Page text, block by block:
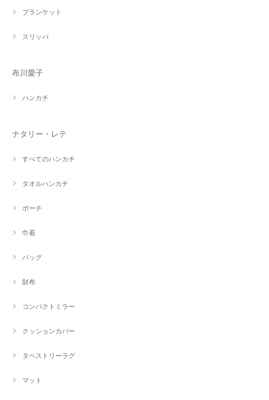
ブランケット
スリッパ
布川愛子
ハンカチ
ナタリー・レテ
すべてのハンカチ
タオルハンカチ
ポーチ
巾着
バッグ
財布
コンパクトミラー
クッションカバー
タペストリーラグ
マット